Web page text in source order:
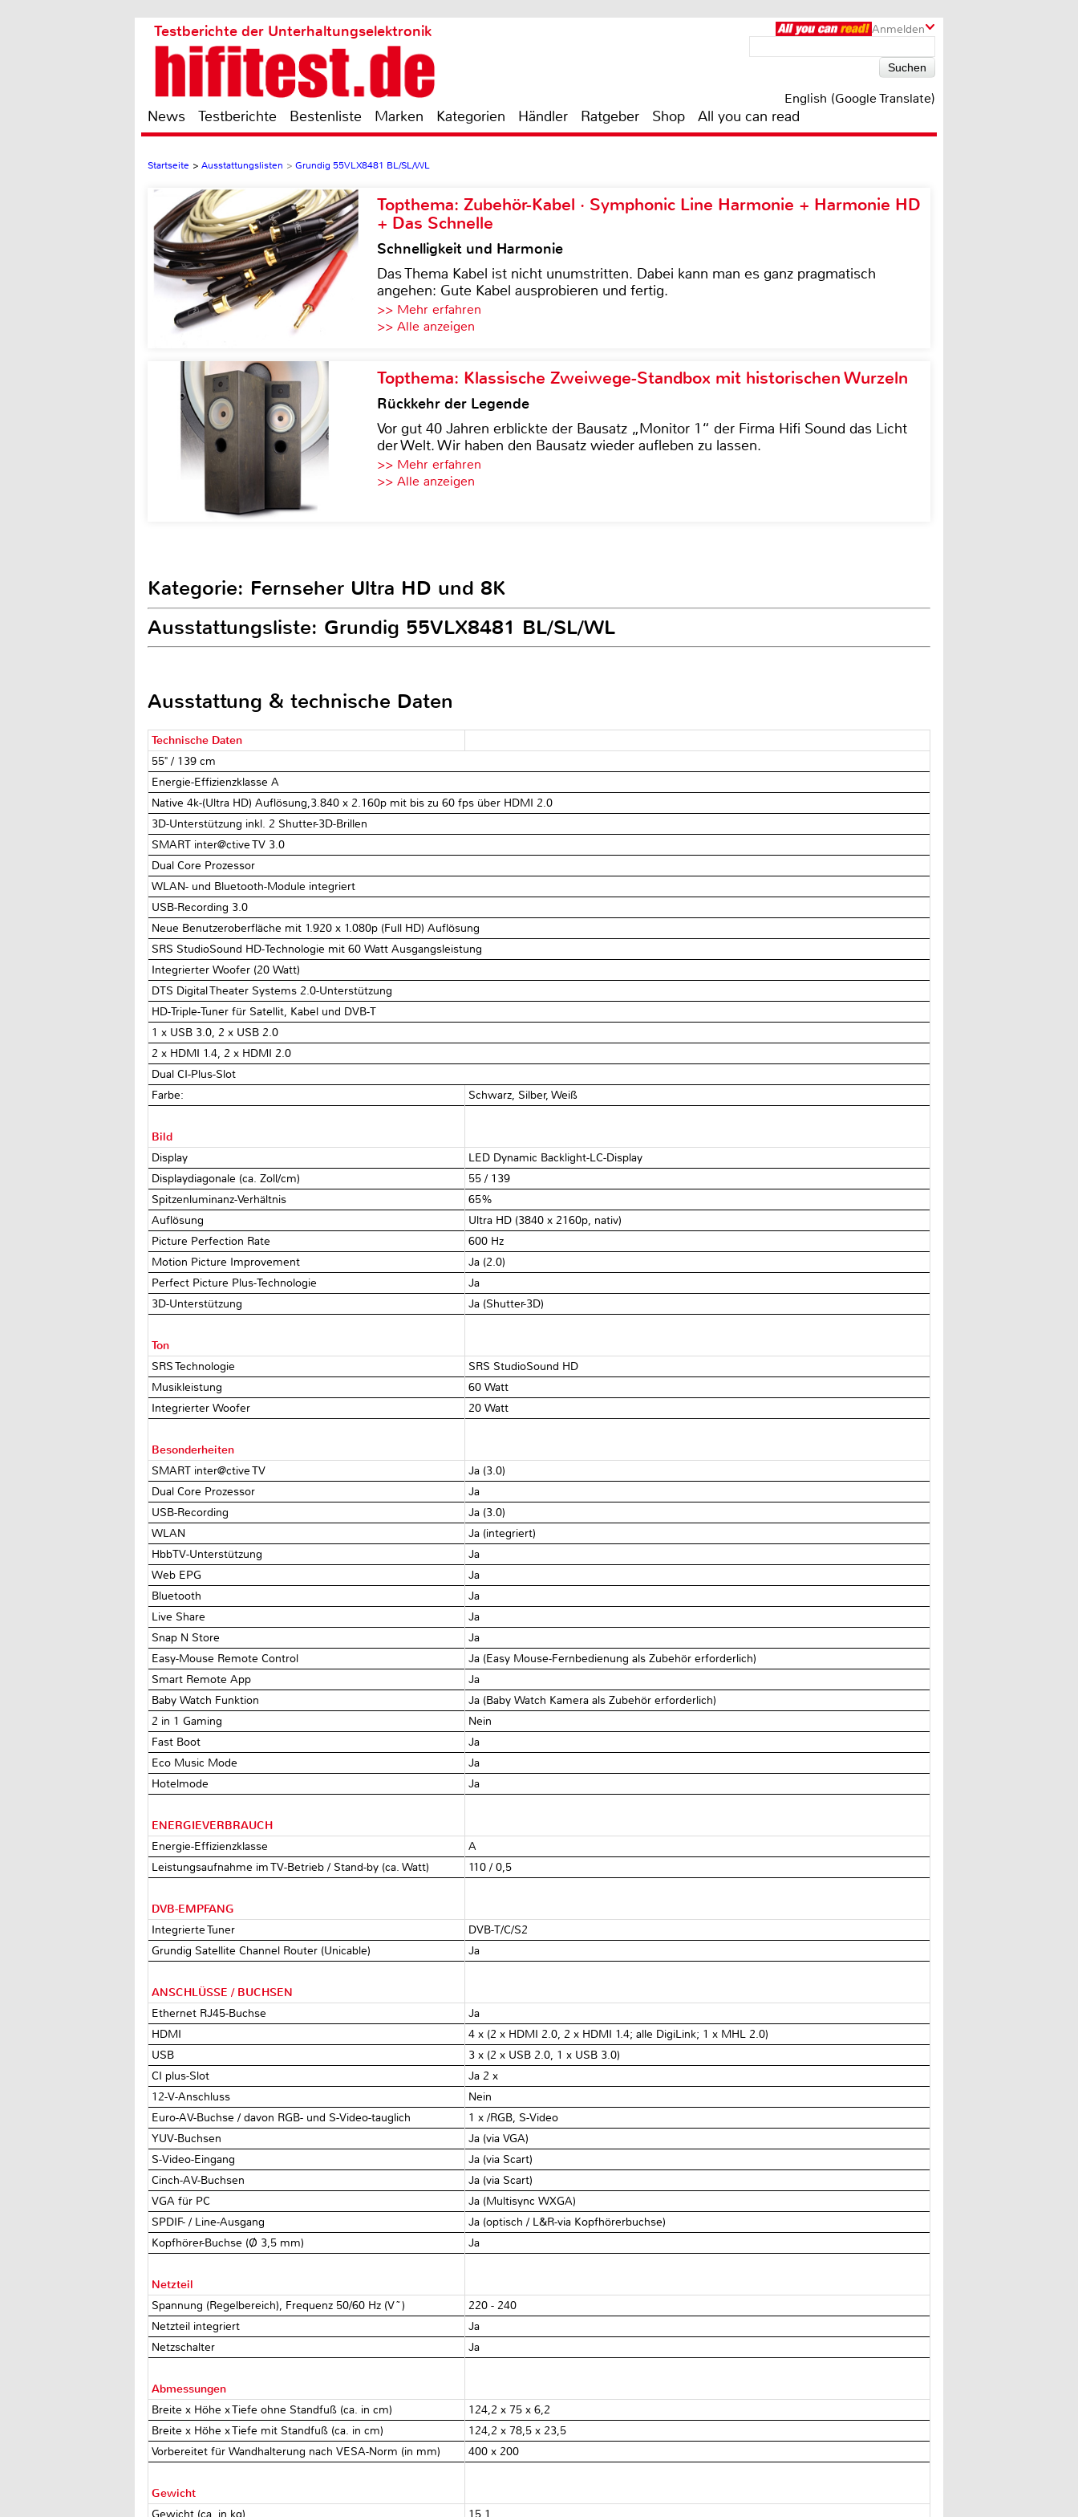
Anmelden
Testberichte der Unterhaltungselektronik
English (Google Translate)
News Testberichte Bestenliste Marken Kategorien Händler Ratgeber Shop All you can read
Startseite > Ausstattungslisten > Grundig 55VLX8481 BL/SL/WL
Topthema: Zubehör-Kabel · Symphonic Line Harmonie + Harmonie HD
+ Das Schnelle
Schnelligkeit und Harmonie
Das Thema Kabel ist nicht unumstritten. Dabei kann man es ganz pragmatisch
angehen: Gute Kabel ausprobieren und fertig.
>> Mehr erfahren
>> Alle anzeigen
Topthema: Klassische Zweiwege-Standbox mit historischen Wurzeln
Rückkehr der Legende
Vor gut 40 Jahren erblickte der Bausatz „Monitor 1“ der Firma Hifi Sound das Licht
der Welt. Wir haben den Bausatz wieder aufleben zu lassen.
>> Mehr erfahren
>> Alle anzeigen
Kategorie: Fernseher Ultra HD und 8K
Ausstattungsliste: Grundig 55VLX8481 BL/SL/WL
Ausstattung & technische Daten
Technische Daten
55" / 139 cm
Energie-Effizienzklasse A
Native 4k-(Ultra HD) Auflösung,3.840 x 2.160p mit bis zu 60 fps über HDMI 2.0
3D-Unterstützung inkl. 2 Shutter-3D-Brillen
SMART inter@ctive TV 3.0
Dual Core Prozessor
WLAN- und Bluetooth-Module integriert
USB-Recording 3.0
Neue Benutzeroberfläche mit 1.920 x 1.080p (Full HD) Auflösung
SRS StudioSound HD-Technologie mit 60 Watt Ausgangsleistung
Integrierter Woofer (20 Watt)
DTS Digital Theater Systems 2.0-Unterstützung
HD-Triple-Tuner für Satellit, Kabel und DVB-T
1 x USB 3.0, 2 x USB 2.0
2 x HDMI 1.4, 2 x HDMI 2.0
Dual CI-Plus-Slot
Farbe:
Schwarz, Silber, Weiß
Bild
Display
LED Dynamic Backlight-LC-Display
Displaydiagonale (ca. Zoll/cm)
55 / 139
Spitzenluminanz-Verhältnis
65%
Auflösung
Ultra HD (3840 x 2160p, nativ)
Picture Perfection Rate
600 Hz
Motion Picture Improvement
Ja (2.0)
Perfect Picture Plus-Technologie
Ja
3D-Unterstützung
Ja (Shutter-3D)
Ton
SRS Technologie
SRS StudioSound HD
Musikleistung
60 Watt
Integrierter Woofer
20 Watt
Besonderheiten
SMART inter@ctive TV
Ja (3.0)
Dual Core Prozessor
Ja
USB-Recording
Ja (3.0)
WLAN
Ja (integriert)
HbbTV-Unterstützung
Ja
Web EPG
Ja
Bluetooth
Ja
Live Share
Ja
Snap N Store
Ja
Easy-Mouse Remote Control
Ja (Easy Mouse-Fernbedienung als Zubehör erforderlich)
Smart Remote App
Ja
Baby Watch Funktion
Ja (Baby Watch Kamera als Zubehör erforderlich)
2 in 1 Gaming
Nein
Fast Boot
Ja
Eco Music Mode
Ja
Hotelmode
Ja
ENERGIEVERBRAUCH
Energie-Effizienzklasse
A
Leistungsaufnahme im TV-Betrieb / Stand-by (ca. Watt)
110 / 0,5
DVB-EMPFANG
Integrierte Tuner
DVB-T/C/S2
Grundig Satellite Channel Router (Unicable)
Ja
ANSCHLÜSSE / BUCHSEN
Ethernet RJ45-Buchse
Ja
HDMI
4 x (2 x HDMI 2.0, 2 x HDMI 1.4; alle DigiLink; 1 x MHL 2.0)
USB
3 x (2 x USB 2.0, 1 x USB 3.0)
CI plus-Slot
Ja 2 x
12-V-Anschluss
Nein
Euro-AV-Buchse / davon RGB- und S-Video-tauglich
1 x /RGB, S-Video
YUV-Buchsen
Ja (via VGA)
S-Video-Eingang
Ja (via Scart)
Cinch-AV-Buchsen
Ja (via Scart)
VGA für PC
Ja (Multisync WXGA)
SPDIF- / Line-Ausgang
Ja (optisch / L&R-via Kopfhörerbuchse)
Kopfhörer-Buchse (Ø 3,5 mm)
Ja
Netzteil
Spannung (Regelbereich), Frequenz 50/60 Hz (V~)
220 - 240
Netzteil integriert
Ja
Netzschalter
Ja
Abmessungen
Breite x Höhe x Tiefe ohne Standfuß (ca. in cm)
124,2 x 75 x 6,2
Breite x Höhe x Tiefe mit Standfuß (ca. in cm)
124,2 x 78,5 x 23,5
Vorbereitet für Wandhalterung nach VESA-Norm (in mm)
400 x 200
Gewicht
Gewicht (ca. in kg)
15,1